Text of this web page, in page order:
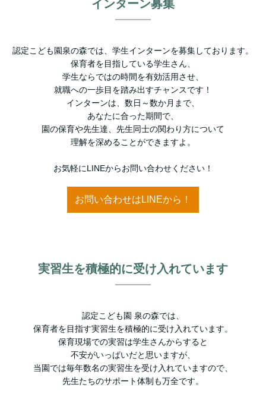
インターン募集
認定こども園泉の森では、学生インターンを募集しております。
保育者を目指している学生さん、
学生ならではの時間を有効活用させ、
就職への一歩目を踏み出すチャンスです！
インターンは、数日～数か月まで、
あなたに合った期間で、
園の保育や先生達、先生同士の関わり方について
理解を深めることができますよ。
お気軽にLINEからお問い合わせください！
お問い合わせはLINEから！
実習生を積極的に受け入れています
認定こども園 泉の森では、
保育者を目指す実習生を積極的に受け入れています。
保育現場での実習は学生さんからすると
不安がいっぱいだと思いますが、
当園では毎年数名の実習生を受け入れていますので、
先生たちのサポート体制も万全です。